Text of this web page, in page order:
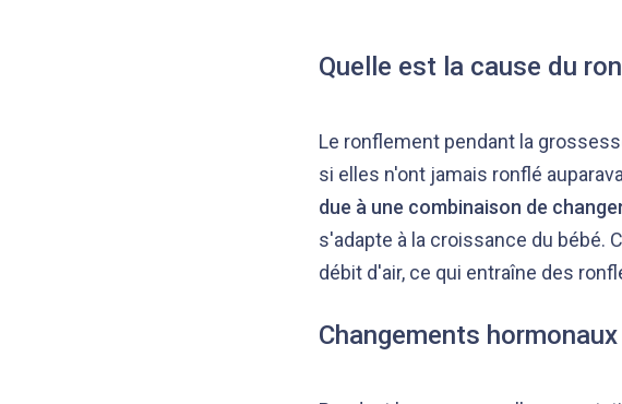
Quelle est la cause du
Le ronflement pendant la
si elles n'ont jamais ronflé
due à une combinaison de
s'adapte à la croissance du bébé.
débit d'air, ce qui entraîne des
Changements